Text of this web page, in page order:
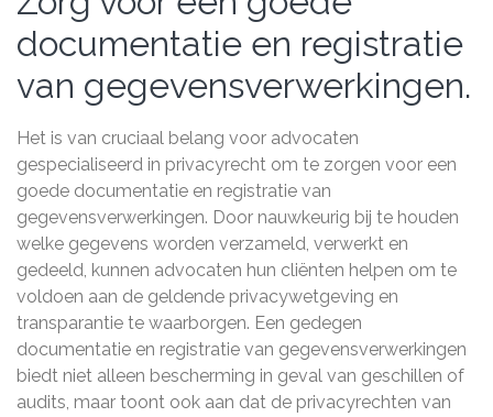
documentatie en registratie
van gegevensverwerkingen.
Het is van cruciaal belang voor advocaten
gespecialiseerd in privacyrecht om te zorgen voor een
goede documentatie en registratie van
gegevensverwerkingen. Door nauwkeurig bij te houden
welke gegevens worden verzameld, verwerkt en
gedeeld, kunnen advocaten hun cliënten helpen om te
voldoen aan de geldende privacywetgeving en
transparantie te waarborgen. Een gedegen
documentatie en registratie van gegevensverwerkingen
biedt niet alleen bescherming in geval van geschillen of
audits, maar toont ook aan dat de privacyrechten van